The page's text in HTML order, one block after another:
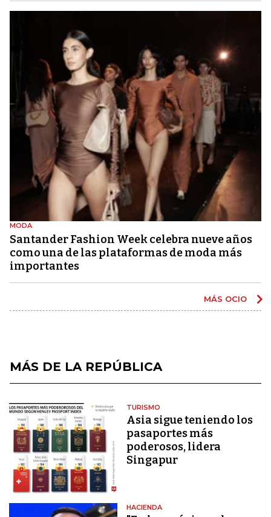
MODA
Santander Fashion Week celebra nueve años
como una de las plataformas de moda más
importantes
MÁS OCIO
MÁS DE LA REPÚBLICA
TURISMO
Asia sigue teniendo los
pasaportes más
poderosos, lidera
Singapur
HACIENDA